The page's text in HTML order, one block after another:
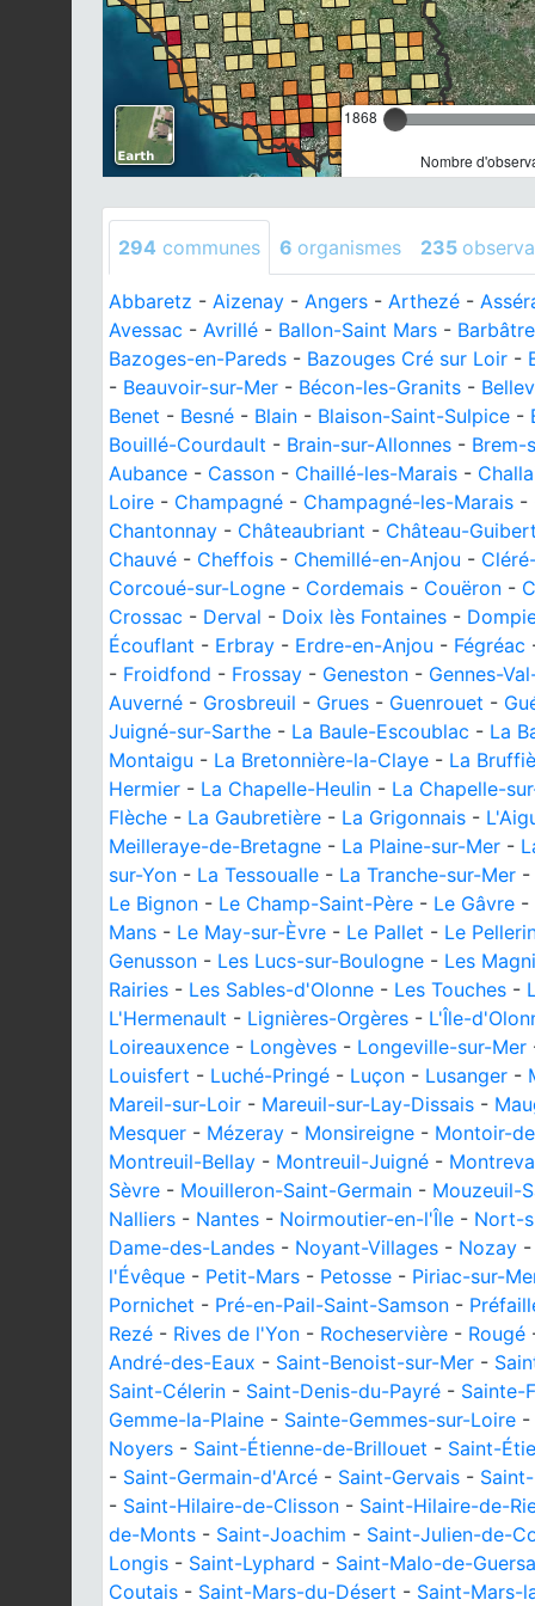
1868
Nombre
294 communes 6 organismes 235
Abbaretz - Aizenay - Angers - Arthezé -
Avessac - Avrillé - Ballon-Saint Mars - Barbâtre
Bazoges-en-Pareds - Bazouges Cré sur Loir -
- Beauvoir-sur-Mer - Bécon-les-Granits -
Benet - Besné - Blain - Blaison-Saint-Sulpice -
Bouillé-Courdault - Brain-sur-Allonnes - Brem-
Aubance - Casson - Chaillé-les-Marais -
Loire - Champagné - Champagné-les-Marais -
Chantonnay - Châteaubriant - Château-
Chauvé - Cheffois - Chemillé-en-Anjou -
Corcoué-sur-Logne - Cordemais - Couëron -
Crossac - Derval - Doix lès Fontaines -
Écouflant - Erbray - Erdre-en-Anjou - Fégréac
- Froidfond - Frossay - Geneston - Gennes-
Auverné - Grosbreuil - Grues - Guenrouet -
Juigné-sur-Sarthe - La Baule-Escoublac - La
Montaigu - La Bretonnière-la-Claye - La
Hermier - La Chapelle-Heulin - La Chapelle-
Flèche - La Gaubretière - La Grigonnais -
Meilleraye-de-Bretagne - La Plaine-sur-Mer -
sur-Yon - La Tessoualle - La Tranche-sur-Mer -
Le Bignon - Le Champ-Saint-Père - Le Gâvre -
Mans - Le May-sur-Èvre - Le Pallet - Le
Genusson - Les Lucs-sur-Boulogne - Les
Rairies - Les Sables-d'Olonne - Les Touches -
L'Hermenault - Lignières-Orgères - L'Île-
Loireauxence - Longèves - Longeville-sur-Mer
Louisfert - Luché-Pringé - Luçon - Lusanger -
Mareil-sur-Loir - Mareuil-sur-Lay-Dissais -
Mesquer - Mézeray - Monsireigne - Montoir-
Montreuil-Bellay - Montreuil-Juigné -
Sèvre - Mouilleron-Saint-Germain - Mouzeuil-
Nalliers - Nantes - Noirmoutier-en-l'Île - Nort-
Dame-des-Landes - Noyant-Villages - Nozay
l'Évêque - Petit-Mars - Petosse - Piriac-sur-
Pornichet - Pré-en-Pail-Saint-Samson -
Rezé - Rives de l'Yon - Rocheservière - Rougé
André-des-Eaux - Saint-Benoist-sur-Mer -
Saint-Célerin - Saint-Denis-du-Payré - Sainte-
Gemme-la-Plaine - Sainte-Gemmes-sur-Loire -
Noyers - Saint-Étienne-de-Brillouet - Saint-
- Saint-Germain-d'Arcé - Saint-Gervais -
- Saint-Hilaire-de-Clisson - Saint-Hilaire-de-
de-Monts - Saint-Joachim - Saint-Julien-de-
Longis - Saint-Lyphard - Saint-Malo-de-
Coutais - Saint-Mars-du-Désert - Saint-Mars-